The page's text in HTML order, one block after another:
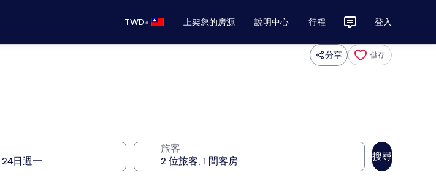
TWD• 上架您的房源 說明中心 行程 登入
分享 儲存
旅客
搜尋